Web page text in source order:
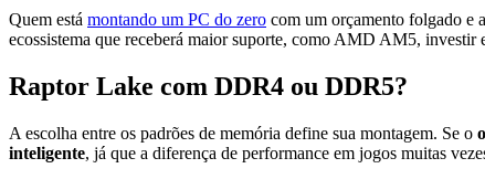
Quem está montando um PC do zero com um orçamento folgado e
ecossistema que receberá maior suporte, como AMD AM5, investir
Raptor Lake com DDR4 ou DDR5?
A escolha entre os padrões de memória define sua montagem. Se o
inteligente, já que a diferença de performance em jogos muitas